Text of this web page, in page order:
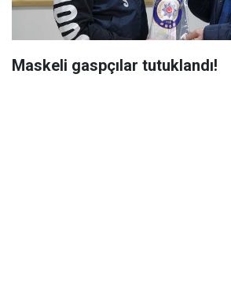
Maskeli gaspçılar tutuklandı!